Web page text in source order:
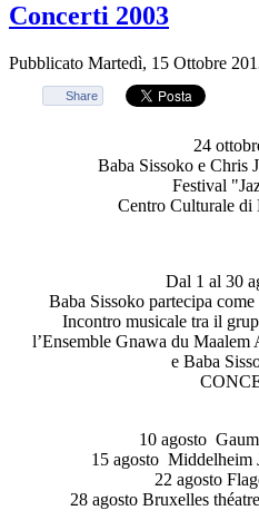
Concerti 2003
Pubblicato Martedì, 15 Ottobre
Share
24
Baba Sissoko e Chris
Festival
Centro Culturale
Dal 1 al 30
Baba Sissoko partecipa
Incontro musicale tra il
l’Ensemble Gnawa du
e Baba
10 agosto
15 agosto Middelheim
22 agosto
28 agosto Bruxelles